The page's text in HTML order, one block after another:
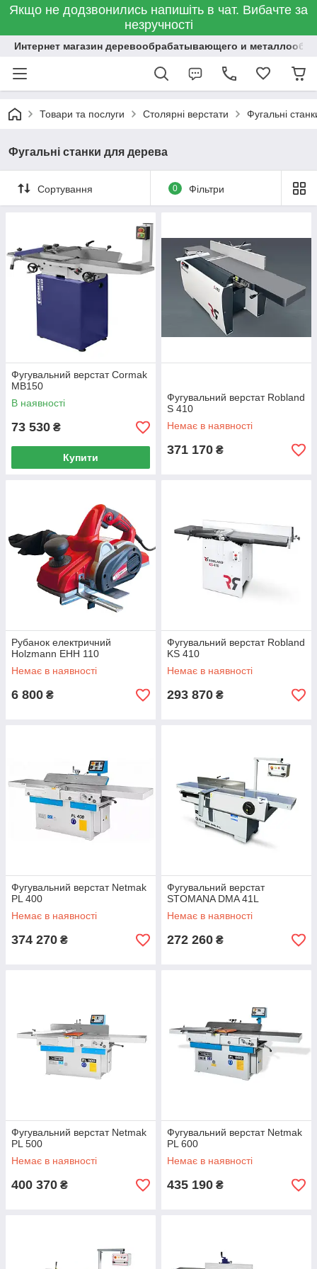
Якщо не додзвонились напишіть в чат. Вибачте за
незручності
Интернет магазин деревообрабатывающего и
Товари та послуги Столярні верстати Фугальні
Фугальні станки для дерева
Сортування 0 Фільтри
Фугувальний верстат Cormak
MB150
В наявності
73 530 ₴
Купити
Фугувальний верстат Robland
S 410
Немає в наявності
371 170 ₴
Рубанок електричний
Holzmann EHH 110
Немає в наявності
6 800 ₴
Фугувальний верстат Robland
KS 410
Немає в наявності
293 870 ₴
Фугувальний верстат Netmak
PL 400
Немає в наявності
374 270 ₴
Фугувальний верстат
STOMANA DMA 41L
Немає в наявності
272 260 ₴
Фугувальний верстат Netmak
PL 500
Немає в наявності
400 370 ₴
Фугувальний верстат Netmak
PL 600
Немає в наявності
435 190 ₴